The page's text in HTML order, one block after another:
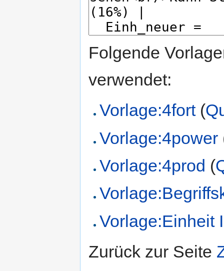
Folgende
verwendet:
Vorlage:4fort(
Vorlage:4power
Vorlage:4prod (
Vorlage:Einheit
Zurück zur Seite